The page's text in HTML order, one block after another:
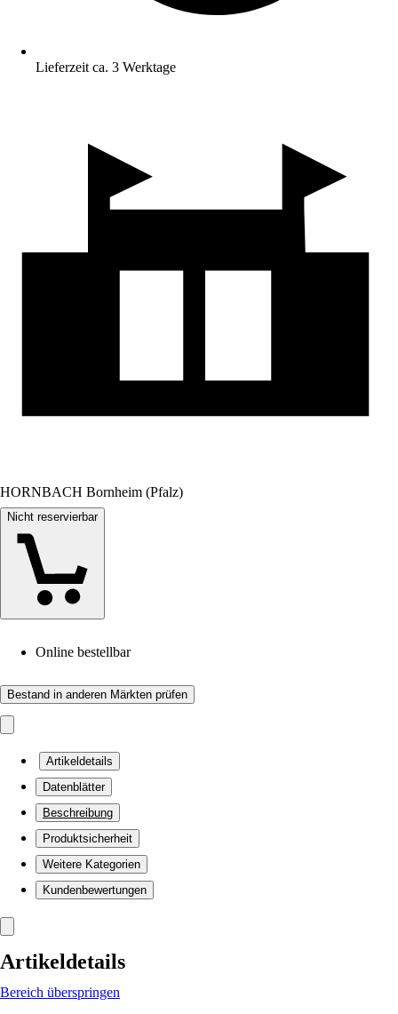
Lieferzeit ca. 3 Werktage
HORNBACH Bornheim (Pfalz)
Nicht reservierbar
Online bestellbar
Bestand in anderen Märkten prüfen
Artikeldetails
Datenblätter
Beschreibung
Produktsicherheit
Weitere Kategorien
Kundenbewertungen
Artikeldetails
Bereich überspringen